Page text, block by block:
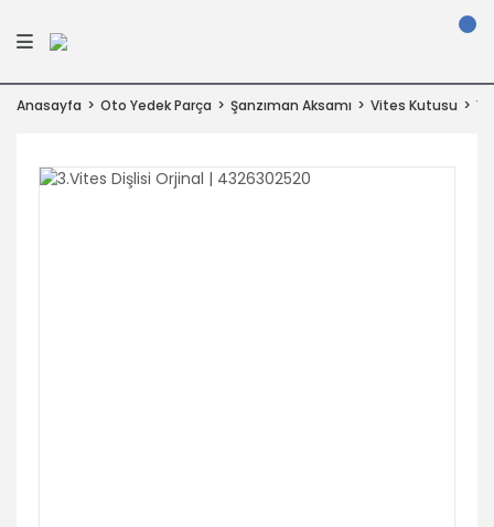
Anasayfa Oto Yedek Parça Şanzıman Aksamı Vites Kutusu